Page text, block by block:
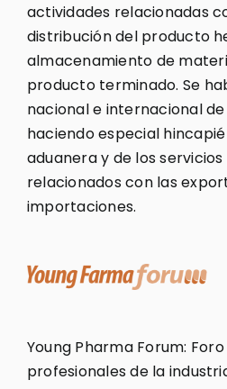
actividades relacionadas
distribución del producto
almacenamiento de
producto terminado. Se
nacional e internacional
haciendo especial
aduanera y de los
relacionados con las
importaciones.
Young Pharma Forum:
profesionales de la